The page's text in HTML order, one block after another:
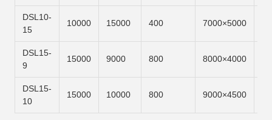
DSL10-
15
10000 15000 400 7000×5000
DSL15-
9
15000 9000 800 8000×4000
DSL15-
10
15000 10000 800 9000×4500